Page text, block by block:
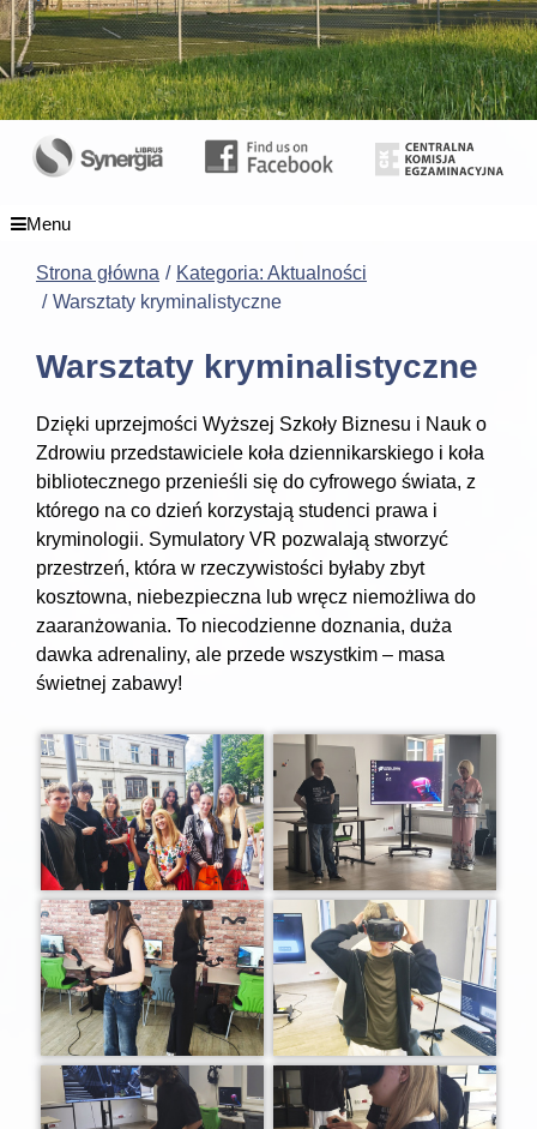
Menu
Strona główna
Kategoria: Aktualności
Warsztaty kryminalistyczne
Warsztaty kryminalistyczne
Dzięki uprzejmości Wyższej Szkoły Biznesu i Nauk o
Zdrowiu przedstawiciele koła dziennikarskiego i koła
bibliotecznego przenieśli się do cyfrowego świata, z
którego na co dzień korzystają studenci prawa i
kryminologii. Symulatory VR pozwalają stworzyć
przestrzeń, która w rzeczywistości byłaby zbyt
kosztowna, niebezpieczna lub wręcz niemożliwa do
zaaranżowania. To niecodzienne doznania, duża
dawka adrenaliny, ale przede wszystkim – masa
świetnej zabawy!